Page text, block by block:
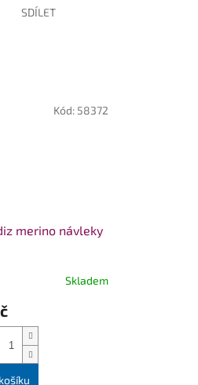
SDÍLET
merino návleky
Skladem
Kód: 58372